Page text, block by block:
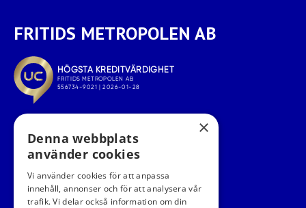
FRITIDS METROPOLEN AB
×
Denna webbplats
använder cookies
Vi använder cookies för att anpassa
innehåll, annonser och för att analysera vår
trafik. Vi delar också information om din